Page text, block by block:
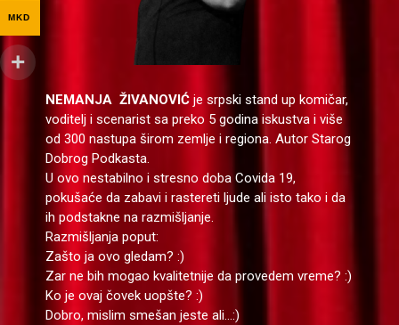
NEMANJA ŽIVANOVIĆje srpski stand up komičar,
voditelj i scenarist sa preko 5 godina iskustva i više
od 300 nastupa širom zemlje i regiona. Autor Starog
Dobrog Podkasta.
U ovo nestabilno i stresno doba Covida 19,
pokušaće da zabavi i rastereti ljude ali isto tako i da
ih podstakne na razmišljanje.
Razmišljanja poput:
Zašto ja ovo gledam? :)
Zar ne bih mogao kvalitetnije da provedem vreme? :)
Ko je ovaj čovek uopšte? :)
Dobro, mislim smešan jeste ali...:)
MKD